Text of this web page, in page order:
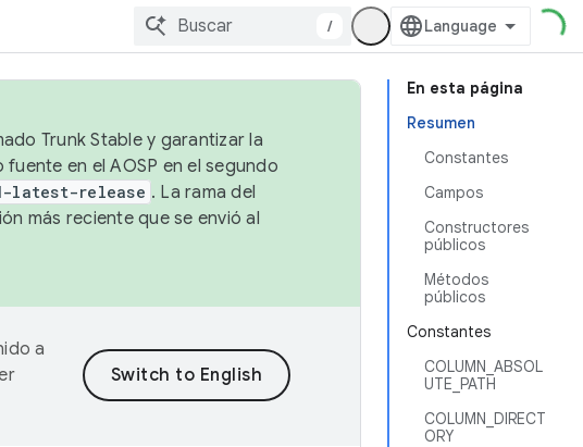
/
En esta página
Resumen
Constantes
Campos
Constructores
públicos
Métodos
públicos
Constantes
COLUMN_ABSOL
UTE_PATH
COLUMN_DIRECT
ORY
Trunk Stable y garantizar la
en el AOSP en el segundo
latest-release . La rama del
más reciente que se envió al
a